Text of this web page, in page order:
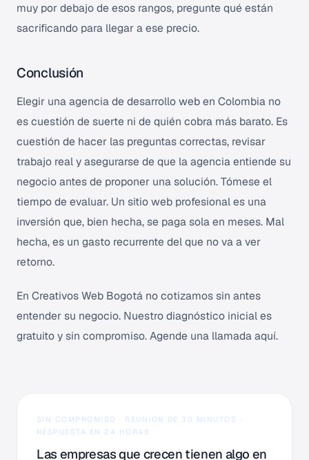
muy por debajo de esos rangos, pregunte qué están
sacrificando para llegar a ese precio.
Conclusión
Elegir una agencia de desarrollo web en Colombia no
es cuestión de suerte ni de quién cobra más barato. Es
cuestión de hacer las preguntas correctas, revisar
trabajo real y asegurarse de que la agencia entiende su
negocio antes de proponer una solución. Tómese el
tiempo de evaluar. Un sitio web profesional es una
inversión que, bien hecha, se paga sola en meses. Mal
hecha, es un gasto recurrente del que no va a ver
retorno.
En Creativos Web Bogotá no cotizamos sin antes
entender su negocio. Nuestro diagnóstico inicial es
gratuito y sin compromiso.Agende una llamada aquí.
SIN COMPROMISO · REUNIÓN DE 30 MINUTOS ·
RESPUESTA EN 24 HORAS
Las empresas que crecen tienen algo en